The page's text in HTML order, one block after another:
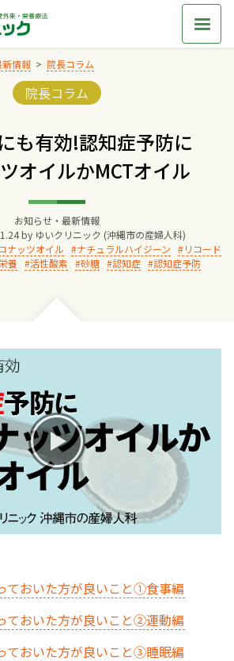
新情報 院長コラム
Categories:
院長コラム
も有効!認知症予防に
オイルかMCTオイル
お知らせ・最新情報
by ゆいクリニック (沖縄市の産婦人科)
ナッツオイル ナチュラルハイジーン
リコード
栄養 活性酸素 砂糖 認知症 認知症予防
ておいた方が良いこと①食事編
ておいた方が良いこと②運動編
ておいた方が良いこと③睡眠編
交通アクセス
院長からのごあいさつ
クリニックの経営理念
診療料金
お産について
と子の結びつき支援
母乳育児
予防接種
’ でさまざまな講座・クラス